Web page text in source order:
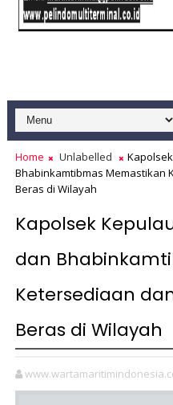
Home Unlabelled
Bhabinkamtibmas Memastikan
Beras di Wilayah
Kapolsek
dan
Ketersediaan
Beras di Wilayah